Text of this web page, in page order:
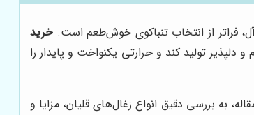
فراتر از انتخاب تنباکوی خوش‌طعم است.خرید
تولید کند و حرارتی یکنواخت و پایدار را
به بررسی دقیق انواع زغال‌های قلیان، مزایا و